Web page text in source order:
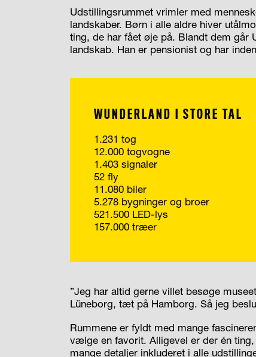
Udstillingsrummet vrimler med
landskaber. Børn i alle aldre hiver
ting, de har fået øje på. Blandt dem går
landskab. Han er pensionist og har
WUNDERLAND I STORE TAL
1.231 tog
12.000 togvogne
1.403 signaler
52 fly
11.080 biler
5.278 bygninger og broer
521.500 LED-lys
157.000 træer
”Jeg har altid gerne villet besøge
Lüneborg, tæt på Hamborg. Så jeg
Rummene er fyldt med mange
vælge en favorit. Alligevel er der én
mange detaljer inkluderet i alle